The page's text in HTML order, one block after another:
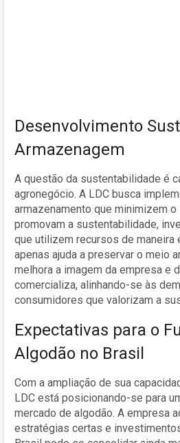
Desenvolvimento
Armazenagem
A questão da sustentabilidade é
agronegócio. A LDC busca
armazenamento que minimizem
promovam a sustentabilidade,
que utilizem recursos de maneira
apenas ajuda a preservar o meio
melhora a imagem da empresa e
comercializa, alinhando-se às
consumidores que valorizam a
Expectativas para o
Algodão no Brasil
Com a ampliação de sua
LDC está posicionando-se para
mercado de algodão. A empresa
estratégias certas e